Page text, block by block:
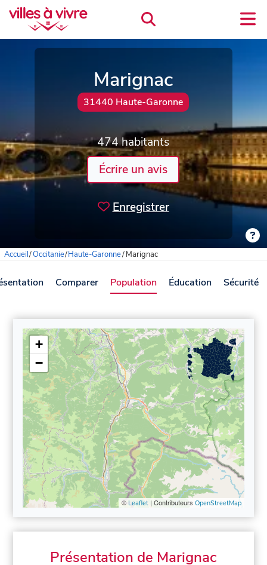
Marignac
31440 Haute-Garonne
474 habitants
Écrire un avis
Enregistrer
Accueil/Occitanie/Haute-Garonne/Marignac
Comparer Population Éducation Sécurité
+
−
© Leaflet| Contributeurs OpenStreetMap
Présentation de Marignac